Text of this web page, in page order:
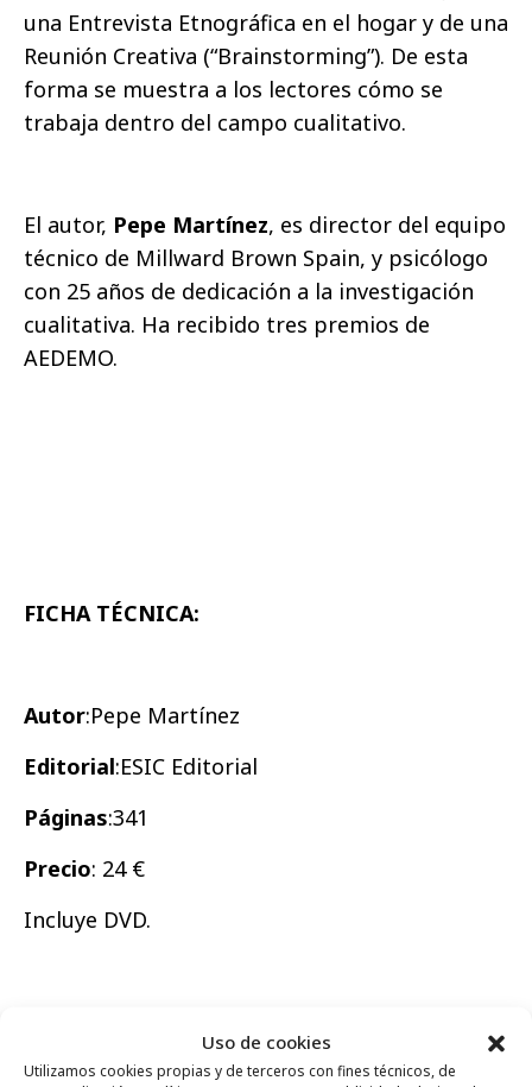
Uso de cookies
Utilizamos cookies propias y de terceros con fines técnicos, de
una Entrevista Etnográfica en el hogar y de una
Reunión Creativa (“Brainstorming”). De esta
forma se muestra a los lectores cómo se
trabaja dentro del campo cualitativo.
El autor, Pepe Martínez, es director del equipo
técnico de Millward Brown Spain, y psicólogo
con 25 años de dedicación a la investigación
cualitativa. Ha recibido tres premios de
AEDEMO.
FICHA TÉCNICA:
Autor:Pepe Martínez
Editorial:ESIC Editorial
Páginas:341
Precio: 24 €
Incluye DVD.
Comparte